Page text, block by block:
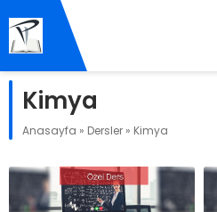
Kimya
Anasayfa » Dersler » Kimya